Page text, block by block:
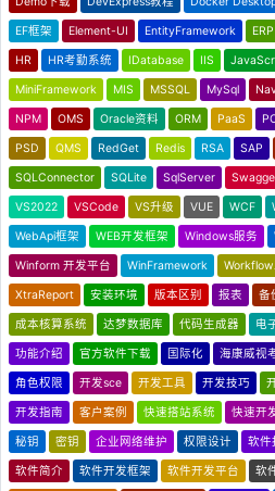
EF框架 Element-UI EntityFramework ERP
HR HR考勤系统 IDatabase IIS
MiniFramework MIS MSSQL MySql
NPM OMS Oracle资料 ORM PaaS
PSD QMS RedGet Redis RSA SAP
SQLConnector SQLite SqlServer
VS2022 VSCode VS升级 VUE WCF
WebApi框架 WEB开发框架 Windows服务
Winform 开发平台 WinFramework
XtraReport 安装环境 版本区别 报表 备
成本核算系统 达梦数据库 代码生成器 电
功能介绍 官方软件下载 国际化 海康威视
角色权限 开发sce 开发工具 开发技巧
开发指南 客户案例 快速搭站系统 快速开
秘钥 密钥 企业网络维护 权限设计 软件
软件简介 软件开发框架 软件开发平台 软